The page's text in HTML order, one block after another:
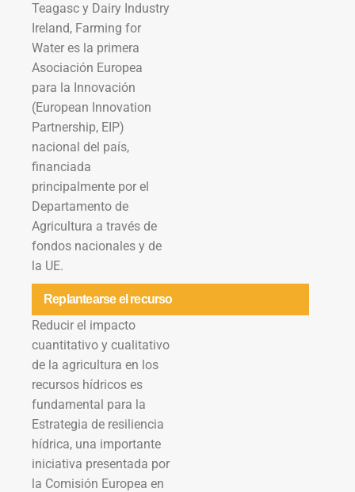
Teagasc y Dairy Industry
Ireland, Farming for
Water es la primera
Asociación Europea
para la Innovación
(European Innovation
Partnership, EIP)
nacional del país,
financiada
principalmente por el
Departamento de
Agricultura a través de
fondos nacionales y de
la UE.
Replantearse el recurso
Reducir el impacto
cuantitativo y cualitativo
de la agricultura en los
recursos hídricos es
fundamental para la
Estrategia de resiliencia
hídrica, una importante
iniciativa presentada por
la Comisión Europea en